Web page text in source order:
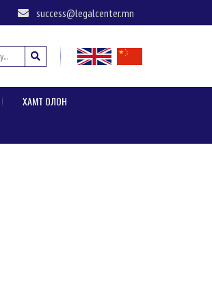
success@legalcenter.mn
ХАМТ ОЛОН